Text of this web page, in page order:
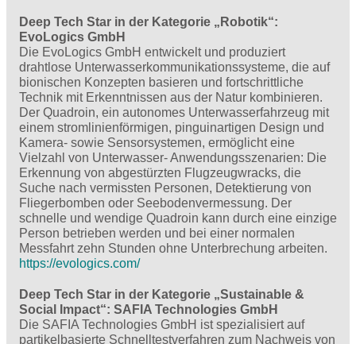
Deep Tech Star in der Kategorie „Robotik“:
EvoLogics GmbH
Die EvoLogics GmbH entwickelt und produziert
drahtlose Unterwasserkommunikationssysteme, die auf
bionischen Konzepten basieren und fortschrittliche
Technik mit Erkenntnissen aus der Natur kombinieren.
Der Quadroin, ein autonomes Unterwasserfahrzeug mit
einem stromlinienförmigen, pinguinartigen Design und
Kamera- sowie Sensorsystemen, ermöglicht eine
Vielzahl von Unterwasser- Anwendungsszenarien: Die
Erkennung von abgestürzten Flugzeugwracks, die
Suche nach vermissten Personen, Detektierung von
Fliegerbomben oder Seebodenvermessung. Der
schnelle und wendige Quadroin kann durch eine einzige
Person betrieben werden und bei einer normalen
Messfahrt zehn Stunden ohne Unterbrechung arbeiten.
https://evologics.com/
Deep Tech Star in der Kategorie „Sustainable &
Social Impact“: SAFIA Technologies GmbH
Die SAFIA Technologies GmbH ist spezialisiert auf
partikelbasierte Schnelltestverfahren zum Nachweis von